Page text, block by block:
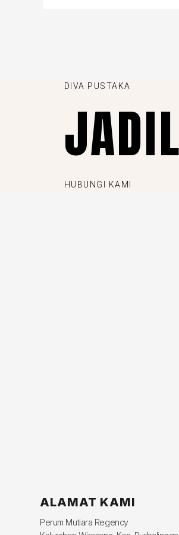
DIVA PUSTAKA
HUBUNGI KAMI
ALAMAT KAMI
Perum Mutiara Regency